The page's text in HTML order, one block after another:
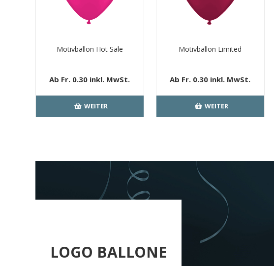
Motivballon Hot Sale
Ab Fr. 0.30 inkl. MwSt.
WEITER
Motivballon Limited
Ab Fr. 0.30 inkl. MwSt.
WEITER
LOGO BALLONE